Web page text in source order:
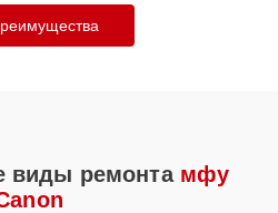
виды ремонта мфу